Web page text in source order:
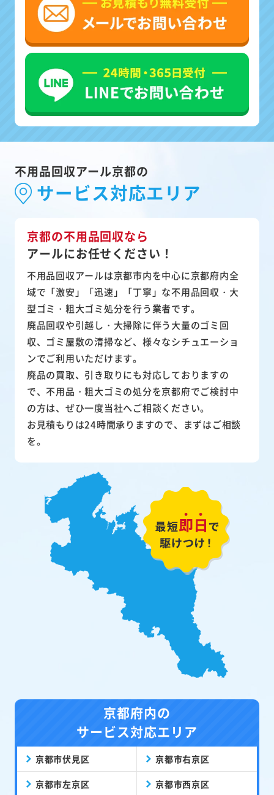
不用品回収アール京都の
サービス対応エリア
京都の不用品回収なら
アールにお任せください！
不用品回収アールは京都市内を中心に京都府内全
域で「激安」「迅速」「丁寧」な不用品回収・大
型ゴミ・粗大ゴミ処分を行う業者です。
廃品回収や引越し・大掃除に伴う大量のゴミ回
収、ゴミ屋敷の清掃など、様々なシチュエーショ
ンでご利用いただけます。
廃品の買取、引き取りにも対応しておりますの
で、不用品・粗大ゴミの処分を京都府でご検討中
の方は、ぜひ一度当社へご相談ください。
お見積もりは24時間承りますので、まずはご相談
を。
京都府内の
サービス対応エリア
京都市伏見区 京都市右京区
京都市左京区 京都市西京区